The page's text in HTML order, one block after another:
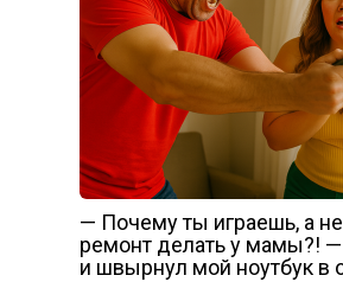
— Почему ты играешь, а
ремонт делать у мамы?!
и швырнул мой ноутбук в